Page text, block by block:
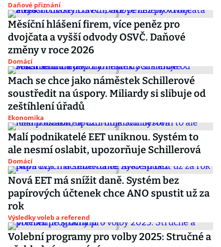
Daňové přiznání
Měsíční hlášení firem, více peněz pro
dvojčata a vyšší odvody OSVČ. Daňové
změny v roce 2026
Domácí
Mach se chce jako náměstek Schillerové
soustředit na úspory. Miliardy si slibuje od
zeštíhlení úřadů
Ekonomika
Malí podnikatelé EET uniknou. Systém to
ale nesmí oslabit, upozorňuje Schillerová
Domácí
Nová EET má snížit daně. Systém bez
papírových účtenek chce ANO spustit už za
rok
Výsledky voleb a referend
Volební programy pro volby 2025: Stručné a